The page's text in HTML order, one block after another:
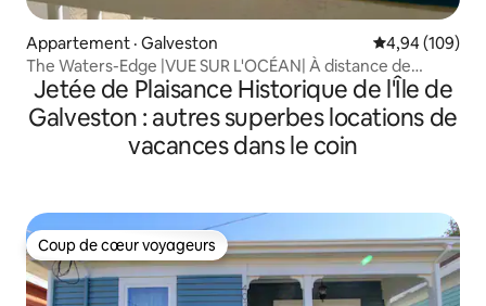
Appartement · Galveston Note
4,94 (109)
The Waters-Edge |VUE SUR L'OCÉAN| À distance de
marche de la plage| PISCINE
Jetée de Plaisance Historique de l'Île de
Galveston : autres superbes locations de
vacances dans le coin
Coup de cœur voyageurs
Coup de cœur voyageurs